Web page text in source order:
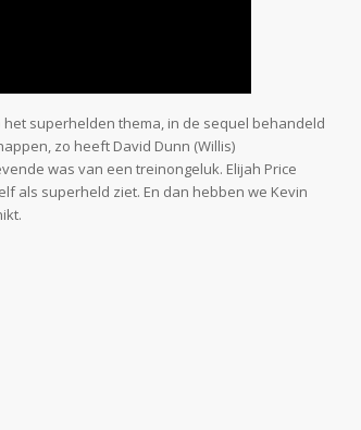
superhelden thema, in de sequel behandeld
zo heeft David Dunn (Willis)
was van een treinongeluk. Elijah Price
als superheld ziet. En dan hebben we Kevin